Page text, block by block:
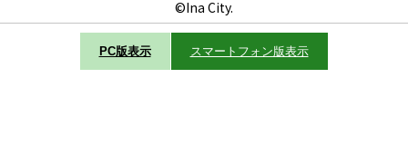
©Ina City.
PC版表示 スマートフォン版表示